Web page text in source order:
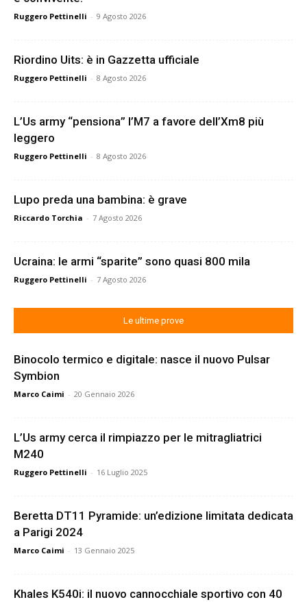
Ruggero Pettinelli - 9 Agosto 2026
Riordino Uits: è in Gazzetta ufficiale
Ruggero Pettinelli - 8 Agosto 2026
L’Us army “pensiona” l’M7 a favore dell’Xm8 più
leggero
Ruggero Pettinelli - 8 Agosto 2026
Lupo preda una bambina: è grave
Riccardo Torchia - 7 Agosto 2026
Ucraina: le armi “sparite” sono quasi 800 mila
Ruggero Pettinelli - 7 Agosto 2026
Le ultime prove
Binocolo termico e digitale: nasce il nuovo Pulsar
Symbion
Marco Caimi - 20 Gennaio 2026
L’Us army cerca il rimpiazzo per le mitragliatrici
M240
Ruggero Pettinelli - 16 Luglio 2025
Beretta DT11 Pyramide: un’edizione limitata dedicata
a Parigi 2024
Marco Caimi - 13 Gennaio 2025
Khales K540i: il nuovo cannocchiale sportivo con 40